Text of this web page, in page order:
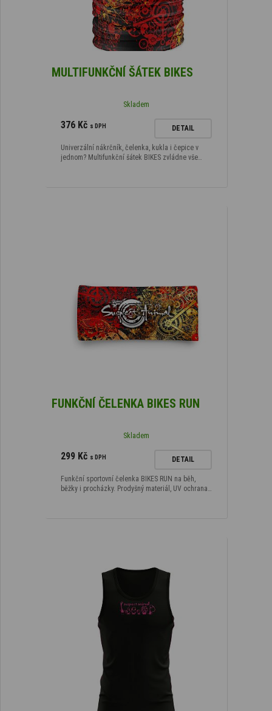
MULTIFUNKČNÍ ŠÁTEK BIKES
Skladem
376 Kč s DPH DETAIL
Univerzální nákrčník, čelenka, kukla i čepice v
jednom? Multifunkční šátek BIKES zvládne vše…
FUNKČNÍ ČELENKA BIKES RUN
Skladem
299 Kč s DPH DETAIL
Funkční sportovní čelenka BIKES RUN na běh,
běžky i procházky. Prodyšný materiál, UV ochrana…